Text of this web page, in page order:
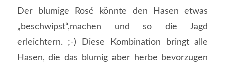
Der blumige Rosé könnte den Hasen etwas
„beschwipst“,machen und so die Jagd
erleichtern. ;-) Diese Kombination bringt alle
Hasen, die das blumig aber herbe bevorzugen